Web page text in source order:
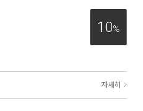
10%
자세히